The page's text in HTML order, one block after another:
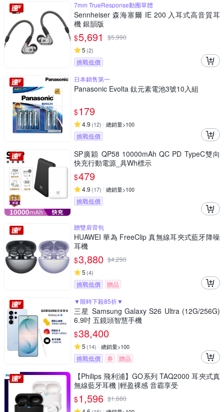
7mm TrueResponse動圈單體
Sennheiser 森海塞爾 IE 200 入耳式高音質耳
機 銀韻版
$5,691 $5,990
5 (2)
挑戰低價
日本銷售第一
Panasonic Evolta 鈦元素電池3號10入組
$179
4.9 (12) 總銷量>100
挑戰低價
SP廣穎 QP58 10000mAh QC PD TypeC雙向
快充行動電源_具Wh標示
$479
4.9 (17) 總銷量>100
挑戰低價
贈雙肩背包
HUAWEI 華為 FreeClip 真無線耳夾式藍牙降噪
耳機
$3,880 $4,290
5 (4)
挑戰低價
贈品
▼限時下殺85折▼
三星 Samsung Galaxy S26 Ultra (12G/256G)
6.9吋 五鏡頭智慧手機
$38,400
5 (14) 總銷量>100
挑戰低價 券 贈品
【Philips 飛利浦】GO系列 TAQ2000 耳夾式真
無線藍牙耳機 |輕盈裸感 音霸享受
$1,596 $1,680